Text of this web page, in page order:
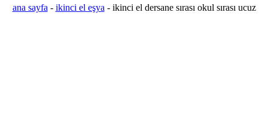
ana sayfa - ikinci el eşya - ikinci el dersane sırası okul sırası ucuz